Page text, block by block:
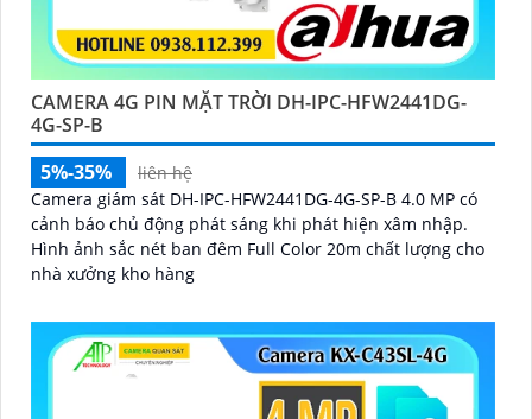
CAMERA 4G PIN MẶT TRỜI DH-IPC-HFW2441DG-
4G-SP-B
5%-35%
liên hệ
Camera giám sát DH-IPC-HFW2441DG-4G-SP-B 4.0 MP có
cảnh báo chủ động phát sáng khi phát hiện xâm nhập.
Hình ảnh sắc nét ban đêm Full Color 20m chất lượng cho
nhà xưởng kho hàng